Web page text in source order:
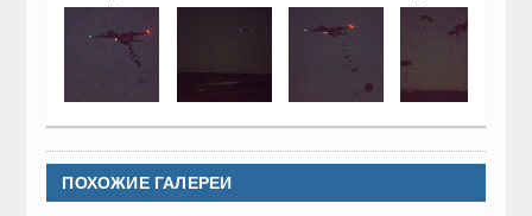
ПОХОЖИЕ ГАЛЕРЕИ